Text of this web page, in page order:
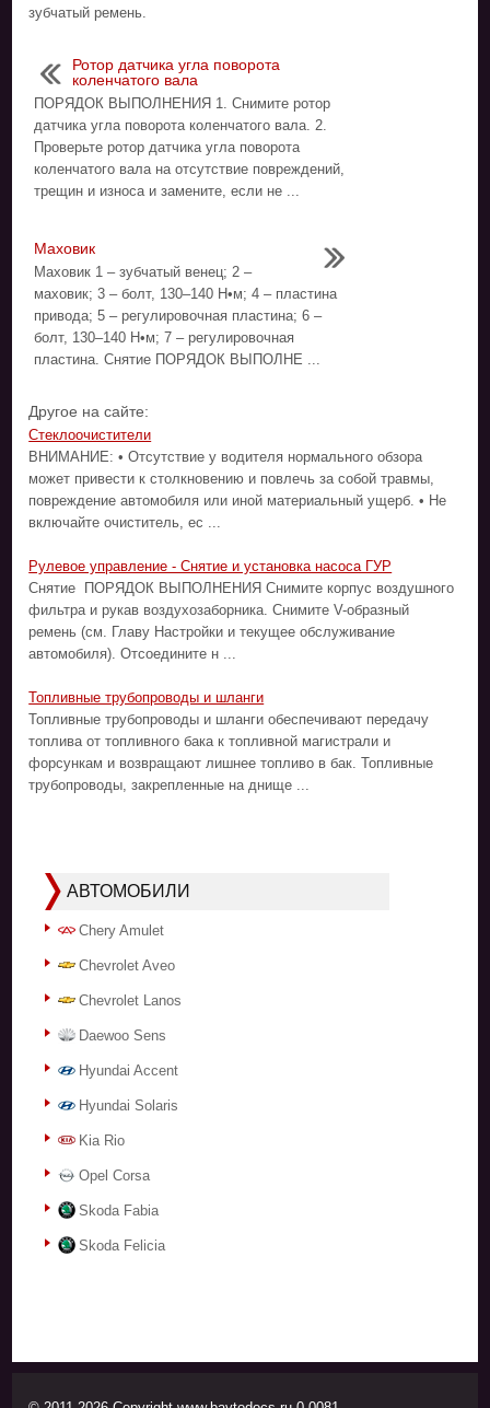
зубчатый ремень.
Ротор датчика угла поворота
коленчатого вала
ПОРЯДОК ВЫПОЛНЕНИЯ 1. Снимите ротор
датчика угла поворота коленчатого вала. 2.
Проверьте ротор датчика угла поворота
коленчатого вала на отсутствие повреждений,
трещин и износа и замените, если не ...
Маховик
Маховик 1 – зубчатый венец; 2 –
маховик; 3 – болт, 130–140 Н•м; 4 – пластина
привода; 5 – регулировочная пластина; 6 –
болт, 130–140 Н•м; 7 – регулировочная
пластина. Снятие ПОРЯДОК ВЫПОЛНЕ ...
Другое на сайте:
Стеклоочистители
ВНИМАНИЕ: • Отсутствие у водителя нормального обзора
может привести к столкновению и повлечь за собой травмы,
повреждение автомобиля или иной материальный ущерб. • Не
включайте очиститель, ес ...
Рулевое управление - Снятие и установка насоса ГУР
Снятие ПОРЯДОК ВЫПОЛНЕНИЯ Снимите корпус воздушного
фильтра и рукав воздухозаборника. Снимите V-образный
ремень (см. Главу Настройки и текущее обслуживание
автомобиля). Отсоедините н ...
Топливные трубопроводы и шланги
Топливные трубопроводы и шланги обеспечивают передачу
топлива от топливного бака к топливной магистрали и
форсункам и возвращают лишнее топливо в бак. Топливные
трубопроводы, закрепленные на днище ...
АВТОМОБИЛИ
Chery Amulet
Chevrolet Aveo
Chevrolet Lanos
Daewoo Sens
Hyundai Accent
Hyundai Solaris
Kia Rio
Opel Corsa
Skoda Fabia
Skoda Felicia